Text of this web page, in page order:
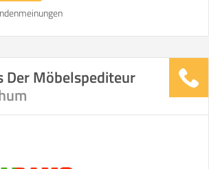
Der Möbelspediteur